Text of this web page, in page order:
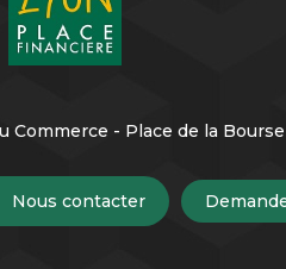
Commerce - Place de la
Nous contacter